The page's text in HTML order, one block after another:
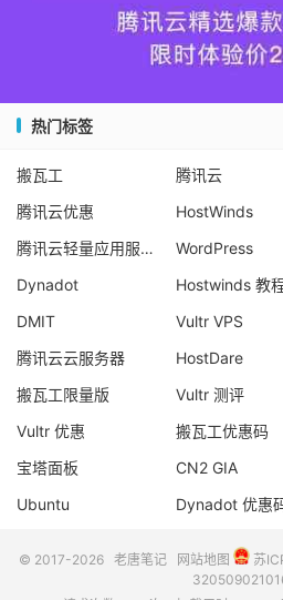
热门标签
搬瓦工 腾讯云
腾讯云优惠
HostWinds
腾讯云轻量应用服务器
WordPress
Dynadot
Hostwinds 教
DMIT
Vultr VPS
腾讯云云服务器
HostDare
搬瓦工限量版
Vultr 测评
Vultr 优惠
搬瓦工优惠码
宝塔面板
CN2 GIA
Ubuntu
Dynadot 优惠
© 2017-2026 老唐笔记 网站地图 苏